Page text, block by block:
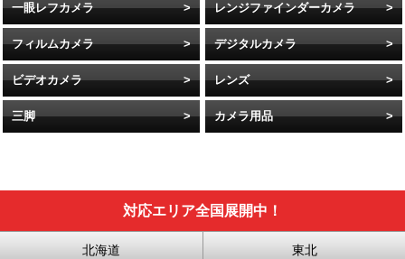
一眼レフカメラ レンジファインダーカメラ
フィルムカメラ デジタルカメラ
ビデオカメラ レンズ
三脚 カメラ用品
対応エリア全国展開中！
北海道 東北